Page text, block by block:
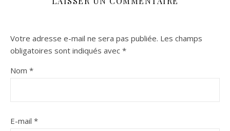
Votre adresse e-mail ne sera pas publiée. Les champs
obligatoires sont indiqués avec *
Nom *
E-mail *